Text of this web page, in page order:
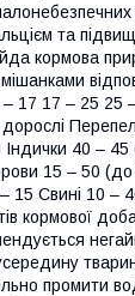
та
кормова
– 17 17 – 25
40 –
15 – 50
– 15 Свині
кормової
промити